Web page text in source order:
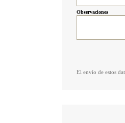
Observaciones
El envío de estos